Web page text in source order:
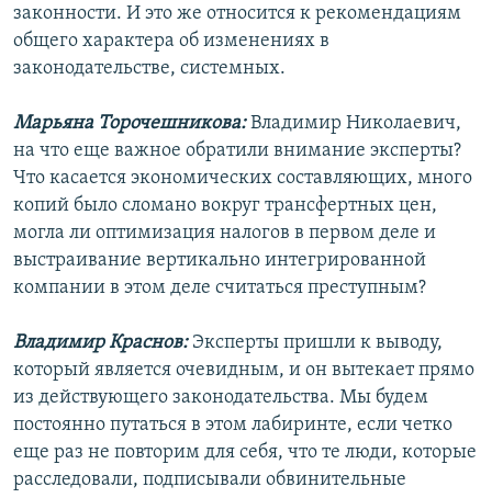
законности. И это же относится к рекомендациям
общего характера об изменениях в
законодательстве, системных.
Марьяна Торочешникова:Владимир Николаевич,
на что еще важное обратили внимание эксперты?
Что касается экономических составляющих, много
копий было сломано вокруг трансфертных цен,
могла ли оптимизация налогов в первом деле и
выстраивание вертикально интегрированной
компании в этом деле считаться преступным?
Владимир Краснов:Эксперты пришли к выводу,
который является очевидным, и он вытекает прямо
из действующего законодательства. Мы будем
постоянно путаться в этом лабиринте, если четко
еще раз не повторим для себя, что те люди, которые
расследовали, подписывали обвинительные